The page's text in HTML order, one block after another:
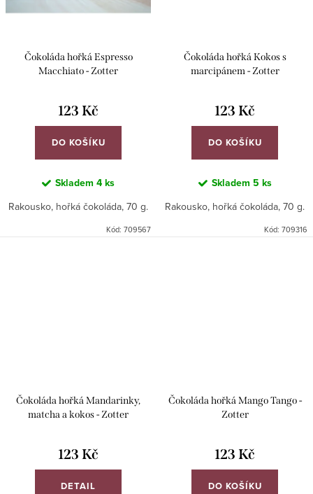
Čokoláda hořká Espresso
Macchiato - Zotter
123 Kč
DO KOŠÍKU
Skladem 4 ks
Rakousko, hořká čokoláda, 70 g.
Kód: 709567
Čokoláda hořká Kokos s
marcipánem - Zotter
123 Kč
DO KOŠÍKU
Skladem 5 ks
Rakousko, hořká čokoláda, 70 g.
Kód: 709316
Čokoláda hořká Mandarinky,
matcha a kokos - Zotter
123 Kč
DETAIL
Čokoláda hořká Mango Tango -
Zotter
123 Kč
DO KOŠÍKU